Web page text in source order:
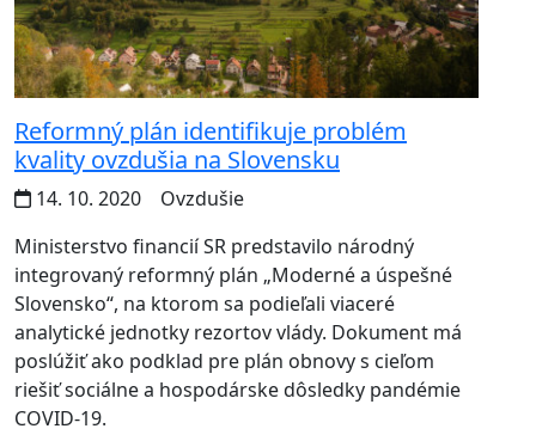
Reformný plán identifikuje problém
kvality ovzdušia na Slovensku
14. 10. 2020
Ovzdušie
Ministerstvo financií SR predstavilo národný
integrovaný reformný plán „Moderné a úspešné
Slovensko“, na ktorom sa podieľali viaceré
analytické jednotky rezortov vlády. Dokument má
poslúžiť ako podklad pre plán obnovy s cieľom
riešiť sociálne a hospodárske dôsledky pandémie
COVID-19.